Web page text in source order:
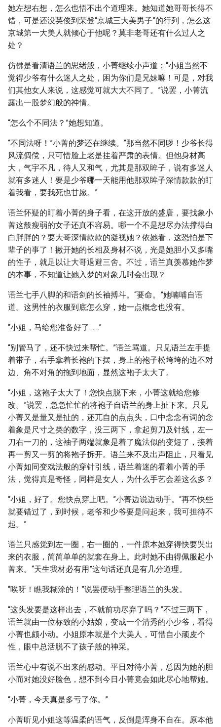
她左想右想，怎么也悟不出个道理来。她知道她哥哥长得不
错，可是还没英俊到荣登“京城三大美男子”的行列，怎么这
京城第一大美人就倾心于他呢？莫非老哥还有什么过人之
处？
仿佛是看清语兰的思绪般，小菁继续小声道：“小姐当然不
觉得少爷有什么迷人之处，困为你们是兄妹嘛！可是，对我
们其他女人来说，这感觉可就大大不同了。”说罢，小菁流
露出一股梦幻般的神情。
“怎么个不同法？”她想知道。
“不同法呀！”小菁的梦还在继续。“那当然不同哕！少爷长得
风流倜傥，只可惜脸上老是挂着严肃的表情。但他身材高
大，气宇不凡，待人又和气，尤其是那双眸子，说有多迷人
就有多迷人！要是少爷哪一天能用他那双眸子深情款款的盯
着我看，要我死也甘愿。”
语兰怀疑的盯着小菁的身子看，在这开放的盛唐，要找象小
菁这般瘦弱的女子还真不容易。哪一个不是想尽办法撑得白
白胖胖的？要大哥深情款款的凝视她？依她看，这恐怕是下
辈子的事了！撇开她的长相及身材不说，光是她胆小又多嘴
的性子，就足以让大哥退避三舍。不过，语兰真羡慕她作梦
的本事，不知道让她入梦的对象几时会出现？
语兰七手八脚的和语剑的长袖搏斗。“要命。”她喃哺自语
道。这男性的衣服到底怎么穿，她一点概念也没有。
“小姐，马给您准备好了……”
“别管马了，还不快过来帮忙。”语兰骂道。只见语兰左手提
着带子，右手拿着长袍的下摆，身上的袍子松垮垮的边不对
边、角不对角的拖到地面，显然这袍子太大了。
“小姐，这袍子太大了！您快点脱下来，小菁这就给您修
改。”说罢，急急忙忙的将袍子自语兰的身上扯下来。只见
小菁又是量又是扯的，还兀自的点点头，口中念念有词的念
着象是尺寸之类的数字，没三两下，拿起剪刀及针线，左一
刀右一刀的，这袖子两端就象是着了魔法似的变短了，接着
再一剪又一剪的将袍子拆开。语兰来不及出声阻止，只看见
小菁如同变戏法般的穿针引线，语兰着迷的看着小菁的手
法，觉得真是奇怪，同样是女人，为什么手艺会差这么多？
“小姐，好了。您快点穿上吧。”小菁边说边动手。“再不快些
就要错过了，到时候，老爷和少爷要是问起来，我可担待不
起。”
语兰只感觉到左一圈，右一圈的，一件原本她穿得快要哭出
来的衣服，简简单单的就套在身上。此时她不由得佩服起小
菁来。“天生我材必有用”这句话还真是有几分道理。
“唉呀！瞧我糊涂的！”说罢便动手整理语兰的头发。
“这头发要是这样出去，不就前功尽弃了吗？”不过三两下，
语兰就由一位标致的小姑娘，变成一个清秀的小少爷，看得
小菁也颇小动。小姐原本就是个大美人，可惜自小顽皮个
性，眼中总活脱不了孩子般的神采。
语兰心中有说不出来的感动。平日对待小菁，总因为她的胆
小而对她没好脸色，想不到今日小菁竟会如此尽心地帮她。
“小菁，今天真是多亏了你。”
小菁听见小姐这等温柔的语气，反倒是浑身不自在。原本他